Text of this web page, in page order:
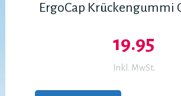
ErgoCap Krückengummi
19.95
Inkl. MwSt.